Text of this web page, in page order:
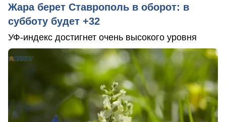
Жара берет Ставрополь в оборот: в
субботу будет +32
УФ-индекс достигнет очень высокого уровня